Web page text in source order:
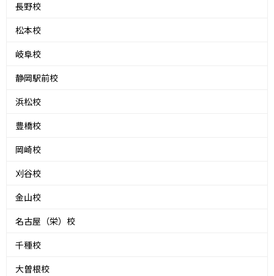
長野校
松本校
岐阜校
静岡駅前校
浜松校
豊橋校
岡崎校
刈谷校
金山校
名古屋（栄）校
千種校
大曽根校